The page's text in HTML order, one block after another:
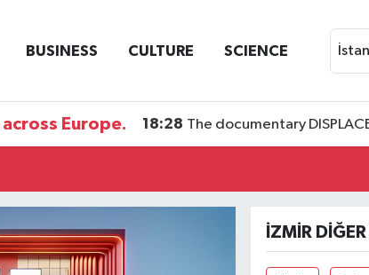
BUSINESS CULTURE SCIENCE
Europe. 18:28 The documentary DISPLACED: A
İZMIR